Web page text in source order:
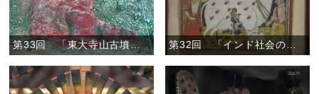
第33回 「東大寺山古墳と謎の鉄刀」